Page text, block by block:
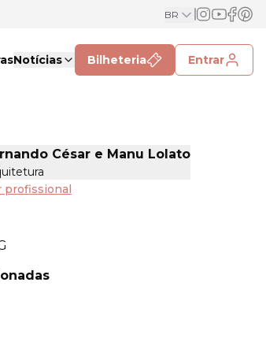
BR
Notícias Bilheteria Entrar
César e Manu Lolato
profissional